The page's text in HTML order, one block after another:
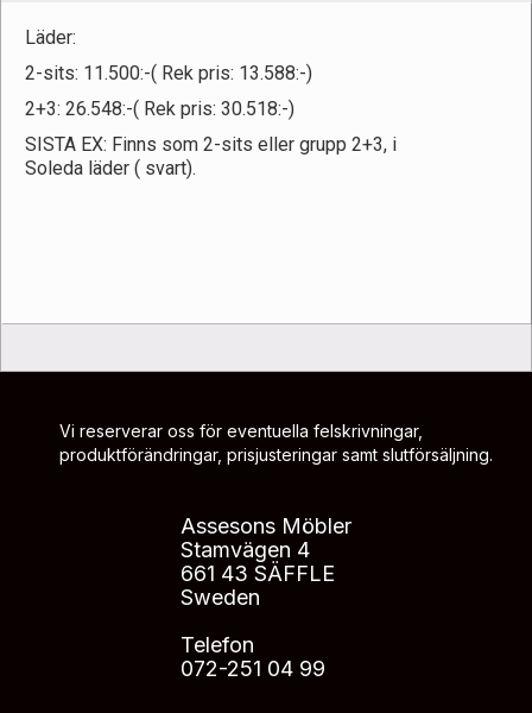
Läder:
2-sits: 11.500:-( Rek pris: 13.588:-)
2+3: 26.548:-( Rek pris: 30.518:-)
SISTA EX: Finns som 2-sits eller grupp 2+3, i
Soleda läder ( svart).
Vi reserverar oss för eventuella felskrivningar,
produktförändringar, prisjusteringar samt slutförsäljning.
Assesons Möbler
Stamvägen 4
661 43 SÄFFLE
Sweden
Telefon
072-251 04 99